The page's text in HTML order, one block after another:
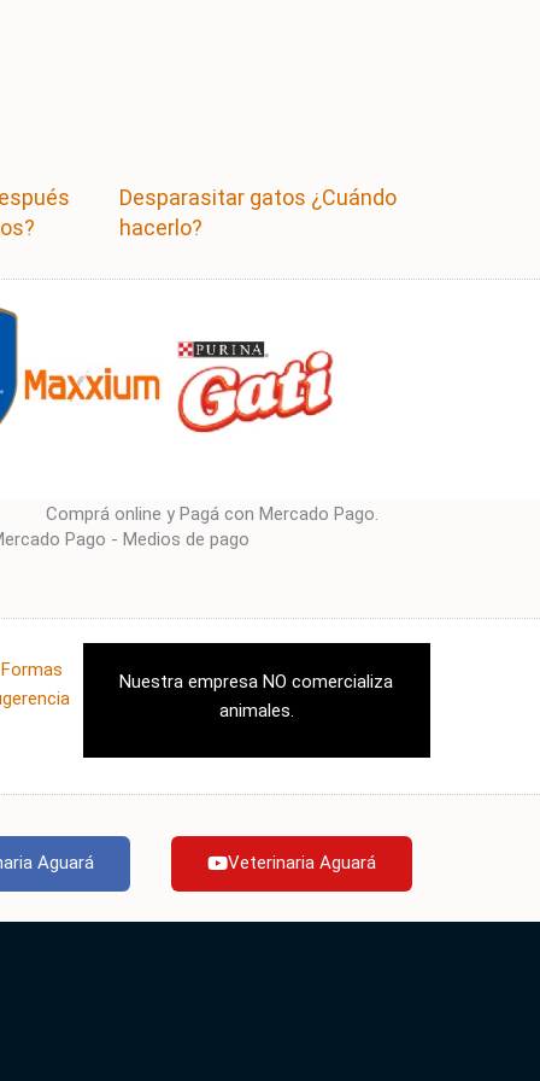
Desparasitar gatos ¿Cuándo
hacerlo?
Comprá online y Pagá con Mercado Pago.
Formas
Nuestra empresa NO comercializa
animales.
Aguará Veterinaria Aguará